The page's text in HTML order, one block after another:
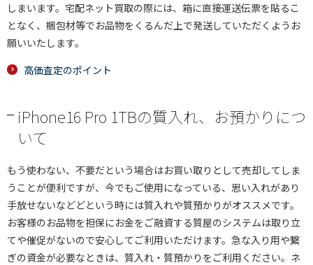
しまいます。宅配ネット買取の際には、箱に直接運送伝票を貼るこ
となく、梱包材等でお品物をくるんだ上で発送していただくようお
願いいたします。
高価査定のポイント
iPhone16 Pro 1TBの質入れ、お預かりにつ
いて
もう使わない、不要だという場合はお買い取りとして売却してしま
うことが便利ですが、今でもご使用になっている、思い入れがあり
手放せないなどどという時には質入れや質預かりがオススメです。
お客様のお品物を担保にお金をご融資する質屋のシステムは取り立
てや催促がないので安心してご利用いただけます。急な入り用や繋
ぎの資金が必要なときは、質入れ・質預かりをご利用ください。ネ